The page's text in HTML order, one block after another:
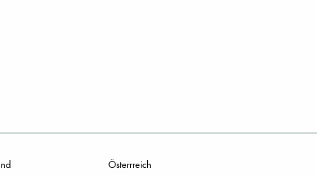
Österrreich